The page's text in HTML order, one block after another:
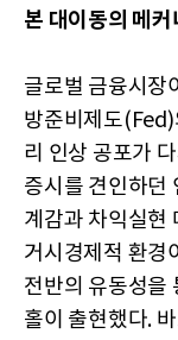
본 대이동의 메커
글로벌 금융시장
방준비제도
리 인상 공포가
증시를 견인하던
계감과 차익실현
거시경제적 환경
전반의 유동성을
홀이 출현했다.